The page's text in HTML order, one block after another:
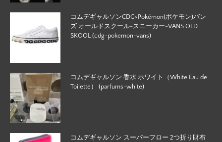
コムデギャルソンCDG×Pokémon(ポケモン)バン
ズ オールドスクール-スニーカー-VANS OLD
SKOOL (cdg-pokemon-vans)
コムデギャルソン 香水 ホワイト（White Eau de
Toilette） (parfums-white)
コムデギャルソン スーパーフロー 2つ折り財布